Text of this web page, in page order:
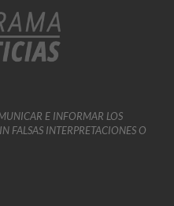
E INFORMAR LOS
FALSAS INTERPRETACIONES O